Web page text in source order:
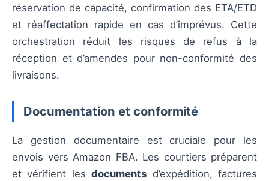
réservation de capacité, confirmation des ETA/ETD
et réaffectation rapide en cas d’imprévus. Cette
orchestration réduit les risques de refus à la
réception et d’amendes pour non-conformité des
livraisons.
Documentation et conformité
La gestion documentaire est cruciale pour les
envois vers Amazon FBA. Les courtiers préparent
et vérifient lesdocuments d’expédition, factures